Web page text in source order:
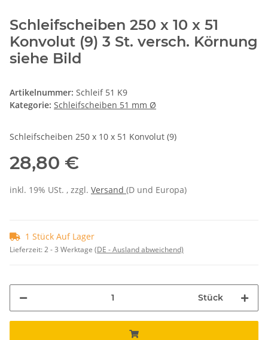
Schleifscheiben 250 x 10 x 51
Konvolut (9) 3 St. versch. Körnung
siehe Bild
Artikelnummer: Schleif 51 K9
Kategorie: Schleifscheiben 51 mm Ø
Schleifscheiben 250 x 10 x 51 Konvolut (9)
28,80 €
inkl. 19% USt. , zzgl. Versand (D und Europa)
1 Stück Auf Lager
Lieferzeit:2 - 3 Werktage (DE - Ausland abweichend)
Stück